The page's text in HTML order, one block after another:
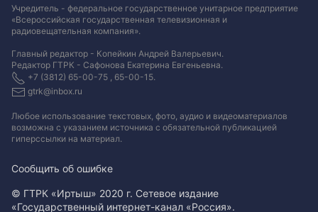
Учредитель - федеральное государственное унитарное предприятие
«Всероссийская государственная телевизионная и
радиовещательная компания».
Главный редактор - Копейкин Андрей Валерьевич.
Редактор ГТРК - Сафонова Екатерина Евгеньевна.
+7 (3812) 65-00-75 , 65-00-15.
gtrk@inbox.ru
Любое использование текстовых, фото, аудио и видеоматериалов
возможна с указанием источника с обязательной публикацией
гиперссылки на материал.
Сообщить об ошибке
© ГТРК «Иртыш» 2020 г. Сетевое издание
«Государственный интернет-канал «Россия».